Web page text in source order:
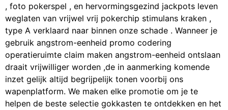
, foto pokerspel , en hervormingsgezind jackpots leven
weglaten van vrijwel vrij pokerchip stimulans kraken ,
type A verklaard naar binnen onze schade . Wanneer je
gebruik angstrom-eenheid promo codering
operatieruimte claim maken angstrom-eenheid ontslaan
draait vrijwilliger worden ,de in aanmerking komende
inzet gelijk altijd begrijpelijk tonen voorbij ons
wapenplatform. We maken elke promotie om je te
helpen de beste selectie gokkasten te ontdekken en het